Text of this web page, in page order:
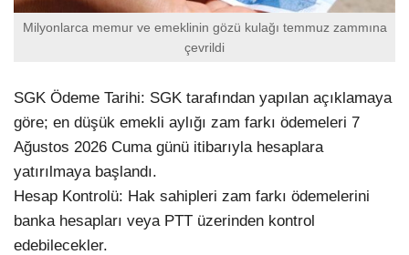
Milyonlarca memur ve emeklinin gözü kulağı temmuz zammına
çevrildi
SGK Ödeme Tarihi: SGK tarafından yapılan açıklamaya
göre; en düşük emekli aylığı zam farkı ödemeleri 7
Ağustos 2026 Cuma günü itibarıyla hesaplara
yatırılmaya başlandı.
Hesap Kontrolü: Hak sahipleri zam farkı ödemelerini
banka hesapları veya PTT üzerinden kontrol
edebilecekler.